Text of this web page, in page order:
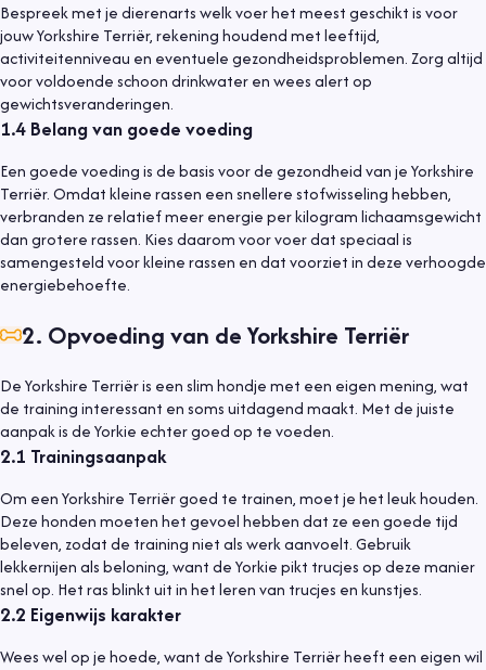
Bespreek met je dierenarts welk voer het meest geschikt is voor
jouw Yorkshire Terriër, rekening houdend met leeftijd,
activiteitenniveau en eventuele gezondheidsproblemen. Zorg altijd
voor voldoende schoon drinkwater en wees alert op
gewichtsveranderingen.
1.4 Belang van goede voeding
Een goede voeding is de basis voor de gezondheid van je Yorkshire
Terriër. Omdat kleine rassen een snellere stofwisseling hebben,
verbranden ze relatief meer energie per kilogram lichaamsgewicht
dan grotere rassen. Kies daarom voor voer dat speciaal is
samengesteld voor kleine rassen en dat voorziet in deze verhoogde
energiebehoefte.
2. Opvoeding van de Yorkshire Terriër
De Yorkshire Terriër is een slim hondje met een eigen mening, wat
de training interessant en soms uitdagend maakt. Met de juiste
aanpak is de Yorkie echter goed op te voeden.
2.1 Trainingsaanpak
Om een Yorkshire Terriër goed te trainen, moet je het leuk houden.
Deze honden moeten het gevoel hebben dat ze een goede tijd
beleven, zodat de training niet als werk aanvoelt. Gebruik
lekkernijen als beloning, want de Yorkie pikt trucjes op deze manier
snel op. Het ras blinkt uit in het leren van trucjes en kunstjes.
2.2 Eigenwijs karakter
Wees wel op je hoede, want de Yorkshire Terriër heeft een eigen wil